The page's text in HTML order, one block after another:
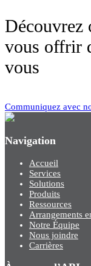
Découvrez
vous offrir
vous
Communiquez avec
Navigation
Accueil
Services
Solutions
Produits
Ressources
Arrangements
Notre Équipe
Nous joindre
Carrières